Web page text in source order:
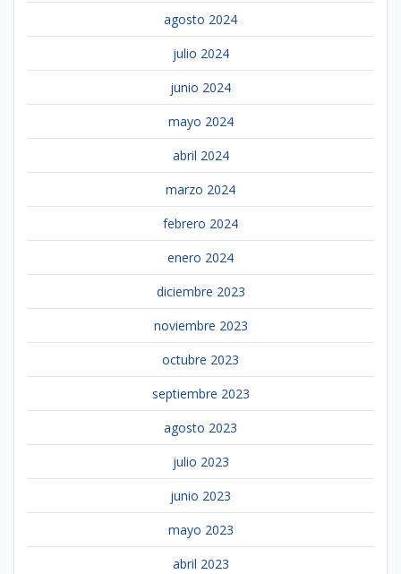
agosto 2024
julio 2024
junio 2024
mayo 2024
abril 2024
marzo 2024
febrero 2024
enero 2024
diciembre 2023
noviembre 2023
octubre 2023
septiembre 2023
agosto 2023
julio 2023
junio 2023
mayo 2023
abril 2023